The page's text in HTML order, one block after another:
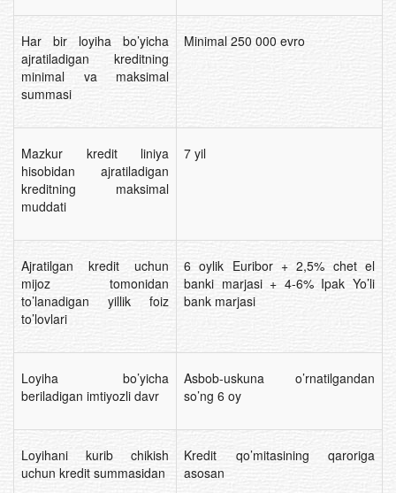
Har bir loyiha bo’yicha
ajratiladigan kreditning
minimal va maksimal
summasi
Minimal 250 000 evro
Mazkur kredit liniya
hisobidan ajratiladigan
kreditning maksimal
muddati
7 yil
Ajratilgan kredit uchun
mijoz tomonidan
to’lanadigan yillik foiz
to’lovlari
6 oylik Euribor + 2,5% chet el
banki marjasi + 4-6% Ipak Yo’li
bank marjasi
Loyiha bo’yicha
beriladigan imtiyozli davr
Asbob-uskuna o’rnatilgandan
so’ng 6 oy
Loyihani kurib chikish
uchun kredit summasidan
Kredit qo’mitasining qaroriga
asosan